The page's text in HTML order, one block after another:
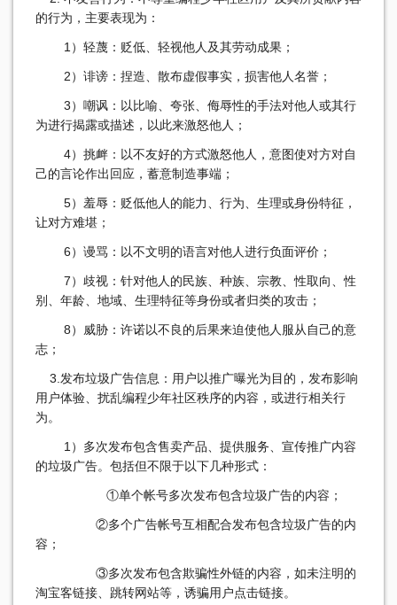
的行为，主要表现为：
1）轻蔑：贬低、轻视他人及其劳动成果；
2）诽谤：捏造、散布虚假事实，损害他人名誉；
3）嘲讽：以比喻、夸张、侮辱性的手法对他人或其行
为进行揭露或描述，以此来激怒他人；
4）挑衅：以不友好的方式激怒他人，意图使对方对自
己的言论作出回应，蓄意制造事端；
5）羞辱：贬低他人的能力、行为、生理或身份特征，
让对方难堪；
6）谩骂：以不文明的语言对他人进行负面评价；
7）歧视：针对他人的民族、种族、宗教、性取向、性
别、年龄、地域、生理特征等身份或者归类的攻击；
8）威胁：许诺以不良的后果来迫使他人服从自己的意
志；
3.发布垃圾广告信息：用户以推广曝光为目的，发布影响
用户体验、扰乱编程少年社区秩序的内容，或进行相关行
为。
1）多次发布包含售卖产品、提供服务、宣传推广内容
的垃圾广告。包括但不限于以下几种形式：
①单个帐号多次发布包含垃圾广告的内容；
②多个广告帐号互相配合发布包含垃圾广告的内
容；
③多次发布包含欺骗性外链的内容，如未注明的
淘宝客链接、跳转网站等，诱骗用户点击链接。